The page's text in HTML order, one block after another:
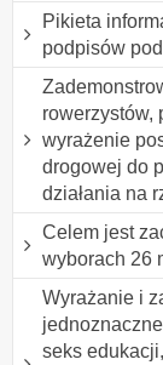
Pikieta
podpisów
rowerzystów,
wyrażenie
drogowej do
działania na
Celem jest
wyborach 26
Wyrażanie i
seks